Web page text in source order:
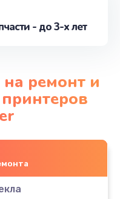
- до 3-х лет
на ремонт и